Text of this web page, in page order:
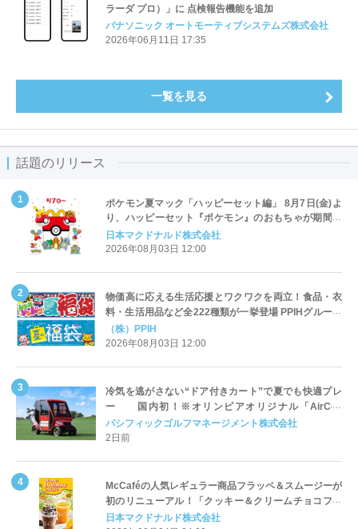
ラーダ プロ）」に 点検報告機能を追加
パナソニック オートモーティブシステムズ株式会社
2026年06月11日 17:35
一覧を見る
話題のリリース
ポケモン夏マック「ハッピーセット編」 8月7日(金)よ
り、ハッピーセット『ポケモン』のおもちゃが期間限
定登場
日本マクドナルド株式会社
2026年08月03日 12:00
物価高に応える生活応援とワクワクを両立！食品・衣
料・生活用品など全222種類が一挙登場 PPIHグループ
「夏福袋」＆セール 8月6日(木)より順次スタート
（株）PPIH
2026年08月03日 12:00
冷気を逃がさない“ドア付きカート”で夏でも快適プレ
ー 国内初！※オリンピアオリジナル「AirCon
Cart（エアコンカート）」導入 | ＰＧＭ
パシフィックゴルフマネージメント株式会社
2日前
McCaféの人気レギュラー商品フラッペ＆スムージーが
初のリニューアル！「クッキー＆クリームチョコフラ
ッペ」「マンゴースムージー」8月5日（水）から販売
日本マクドナルド株式会社